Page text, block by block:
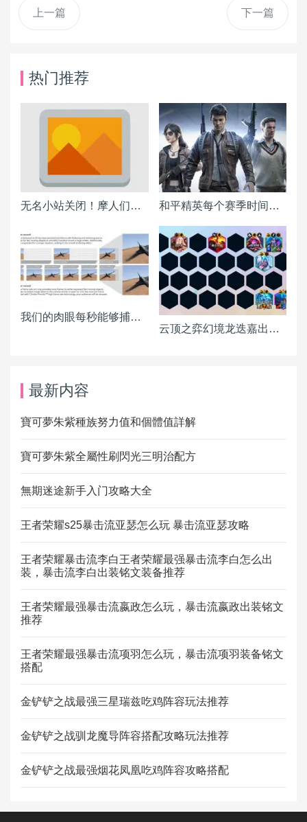
上一篇 下一篇
热门推荐
无名小站关闭！摩人们该搬到何处？各BLOG平台详细分析报告 和平精英每个赛季时间表一览
我们的肉眼每秒能够捕捉多少画面？
云顶之弈幻境龙迭嘉出装 迭嘉主C阵容搭配推荐
最新内容
寶可夢朱紫種族努力值和個體值詳解
寶可夢朱紫全屬性刷閃光三明治配方
無期迷途新手入门攻略大全
王者荣耀s25暴击流亚瑟怎么玩 暴击流亚瑟攻略
王者荣耀暴击流李白王者荣耀最强暴击流李白怎么出
装，暴击流李白出装铭文装备推荐
王者荣耀最强暴击流嬴政怎么玩，暴击流嬴政出装铭文
推荐
王者荣耀最强暴击流项羽怎么玩，暴击流项羽装备铭文
搭配
金铲铲之战最强三星瑞兹吃鸡阵容玩法推荐
金铲铲之战驯龙魔导阵容搭配攻略玩法推荐
金铲铲之战最强烟花凤凰吃鸡阵容攻略搭配